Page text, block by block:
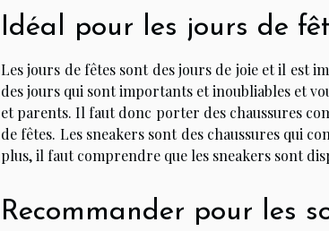
Idéal pour les jours de
Les jours de fêtes sont des jours de joie et il est
des jours qui sont importants et inoubliables et
et parents. Il faut donc porter des chaussures
de fêtes. Les sneakers sont des chaussures qui
plus, il faut comprendre que les sneakers sont
Recommander pour les